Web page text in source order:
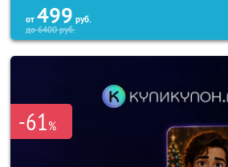
от 499 руб.
до6400руб.
-61%